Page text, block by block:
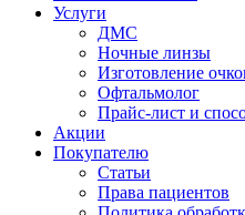
Услуги
ДМС
Ночные линзы
Изготовление
Офтальмолог
Прайс-лист и
Акции
Покупателю
Статьи
Права пациентов